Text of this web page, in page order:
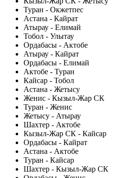
Туран - Окжетпес
Астана - Кайрат
Атырау - Елимай
Тобол - Улытау
Ордабасы - Актобе
Атырау - Кайрат
Ордабасы - Елимай
Актобе - Туран
Кайсар - Тобол
Астана - Жетысу
Женис - Кызыл-Жар СК
Туран - Женис
Жетысу - Атырау
Шахтер - Актобе
Кызыл-Жар СК - Кайсар
Ордабасы - Кайрат
Астана - Актобе
Туран - Кайсар
Шахтер - Кызыл-Жар СК